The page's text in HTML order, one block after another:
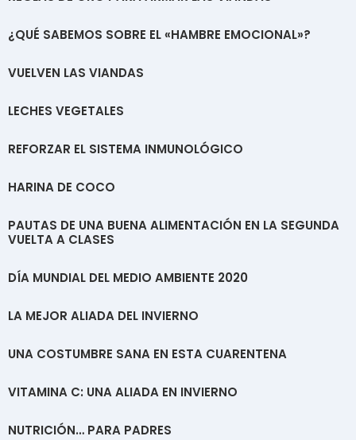
¿QUÉ SABEMOS SOBRE EL «HAMBRE EMOCIONAL»?
VUELVEN LAS VIANDAS
LECHES VEGETALES
REFORZAR EL SISTEMA INMUNOLÓGICO
HARINA DE COCO
PAUTAS DE UNA BUENA ALIMENTACIÓN EN LA SEGUNDA
VUELTA A CLASES
DÍA MUNDIAL DEL MEDIO AMBIENTE 2020
LA MEJOR ALIADA DEL INVIERNO
UNA COSTUMBRE SANA EN ESTA CUARENTENA
VITAMINA C: UNA ALIADA EN INVIERNO
NUTRICIÓN… PARA PADRES